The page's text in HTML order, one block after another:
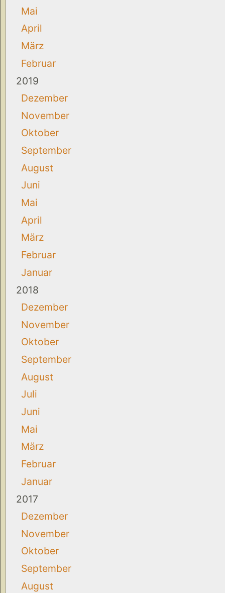
Mai
April
März
Februar
2019
Dezember
November
Oktober
September
August
Juni
Mai
April
März
Februar
Januar
2018
Dezember
November
Oktober
September
August
Juli
Juni
Mai
März
Februar
Januar
2017
Dezember
November
Oktober
September
August